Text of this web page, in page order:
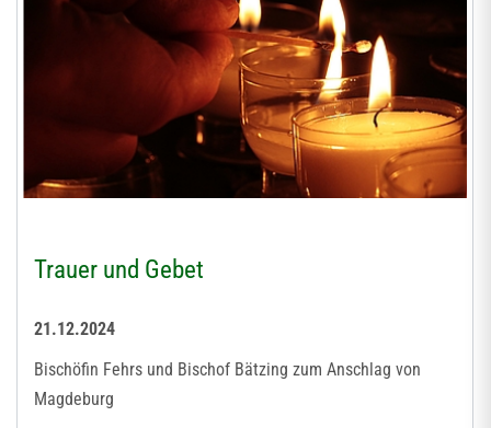
Trauer und Gebet
21.12.2024
Bischöfin Fehrs und Bischof Bätzing zum Anschlag von
Magdeburg